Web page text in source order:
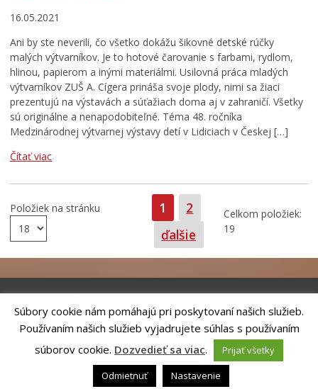
16.05.2021
Ani by ste neverili, čo všetko dokážu šikovné detské rúčky
malých výtvarníkov. Je to hotové čarovanie s farbami, rydlom,
hlinou, papierom a inými materiálmi. Usilovná práca mladých
výtvarníkov ZUŠ A. Cígera prináša svoje plody, nimi sa žiaci
prezentujú na výstavách a súťažiach doma aj v zahraničí. Všetky
sú originálne a nenapodobiteľné. Téma 48. ročníka
Medzinárodnej výtvarnej výstavy detí v Lidiciach v Českej […]
Čítať viac
Položiek na stránku Strana
1 Strana
2
ďalšie
Celkom položiek:
19
Riešenie ANTIK SMART CITY
| Technický prevádzkovateľ – MVI
Technology, s.r.o.
Správca webového sídla: Mesto Kežmarok, Hlavné námestie, 060 01
Kežmarok, tel.: +421524660111
podatelna@kezmarok.sk,|Vyhlásenie o prístupnosti
Ochrana osobných údajov
Súbory cookie nám pomáhajú pri poskytovaní našich služieb.
Používaním našich služieb vyjadrujete súhlas s používaním
súborov cookie. Dozvedieť sa viac.
Prijať všetky
Odmietnuť
Nastavenie